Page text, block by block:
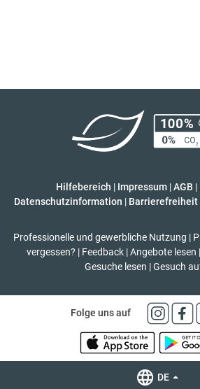
Hilfebereich | Impressum |AGB |
Datenschutzinformation | Barrierefreiheit
Professionelle und gewerbliche Nutzung |
vergessen? | Feedback | Angebote lesen |
Gesuche lesen | Gesuch
Folge uns auf
DE